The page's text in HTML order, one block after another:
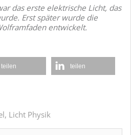
das erste elektrische Licht, das
Erst später wurde die
entwickelt.
teilen teilen
, Licht Physik